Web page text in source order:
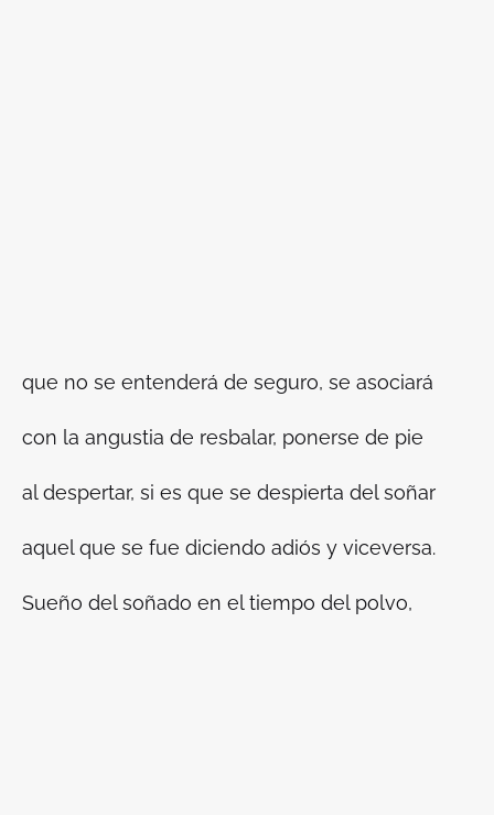
que no se entenderá de seguro, se asociará
con la angustia de resbalar, ponerse de pie
al despertar, si es que se despierta del soñar
aquel que se fue diciendo adiós y viceversa.
Sueño del soñado en el tiempo del polvo,